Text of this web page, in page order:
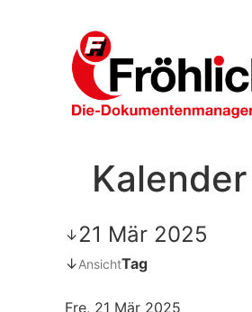
↓21 Mär 2025
↓AnsichtTag
Fre, 21 Mär 2025